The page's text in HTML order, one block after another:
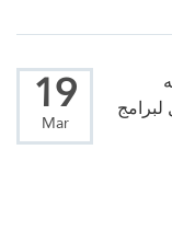
19
Mar
لبرامج